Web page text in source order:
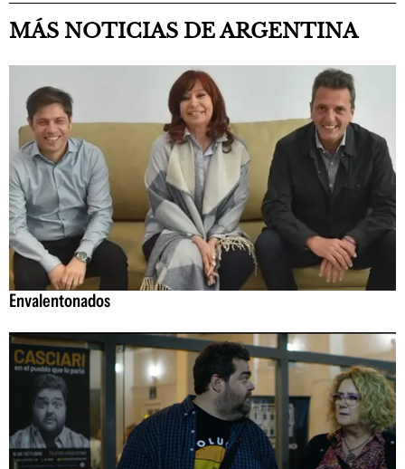
MÁS NOTICIAS DE ARGENTINA
Envalentonados